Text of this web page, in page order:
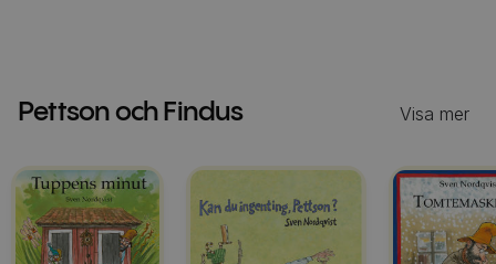
Pettson och Findus Visa mer